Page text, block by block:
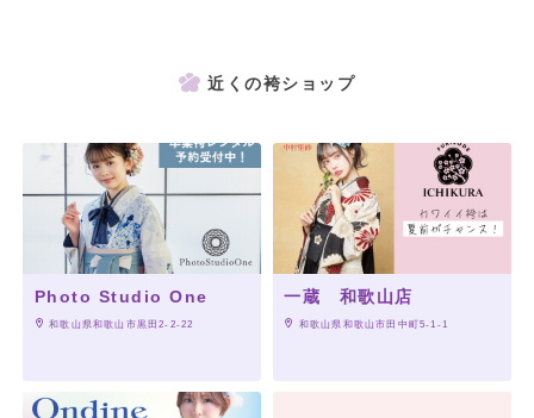
近くの袴ショップ
Photo Studio One
和歌山県和歌山市黒田2-2-22
一蔵 和歌山店
和歌山県和歌山市田中町5-1-1